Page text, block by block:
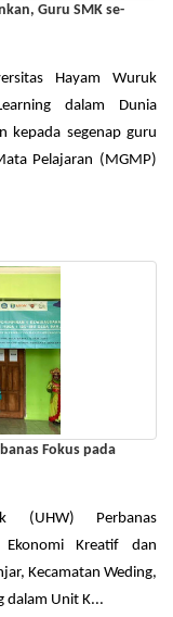
Guru SMK se-
Hayam Wuruk
dalam Dunia
kepada segenap guru
Pelajaran (MGMP)
Fokus pada
(UHW) Perbanas
Ekonomi Kreatif dan
Kecamatan Weding,
dalam Unit K...